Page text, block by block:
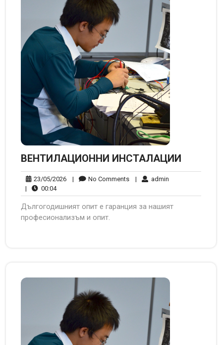
ВЕНТИЛАЦИОННИ ИНСТАЛАЦИИ
23/05/202623/05/2026
| No CommentsNo| admin
|
00:0400:04
Дългогодишният опит е гаранция за нашият
професионализъм и опит.